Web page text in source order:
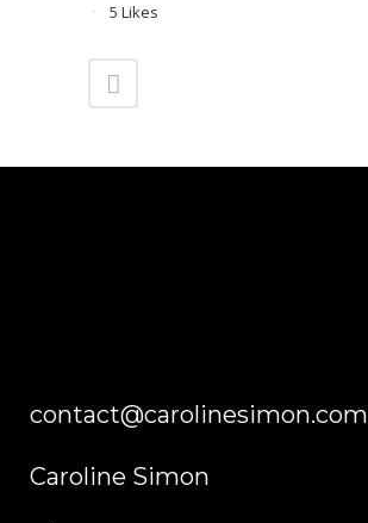
5 Likes
contact@carolinesimon.com
Caroline Simon